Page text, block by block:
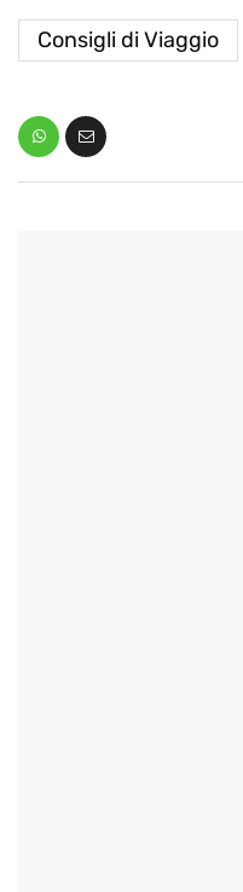
Consigli di Viaggio